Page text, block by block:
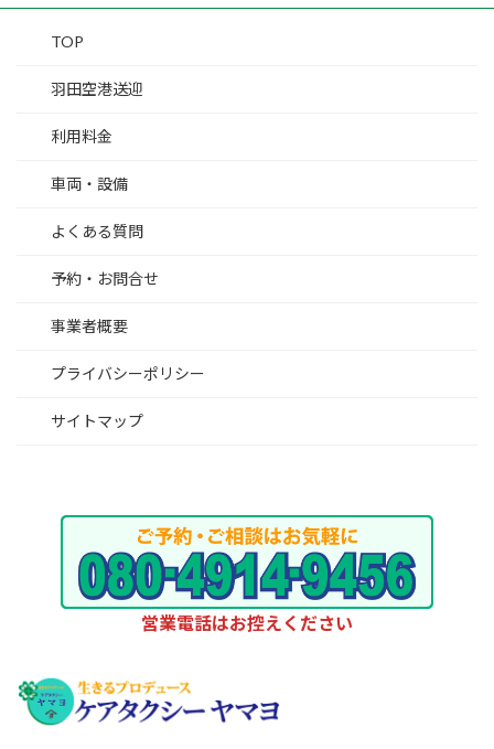
TOP
羽田空港送迎
利用料金
車両・設備
よくある質問
予約・お問合せ
事業者概要
プライバシーポリシー
サイトマップ
営業電話はお控えください